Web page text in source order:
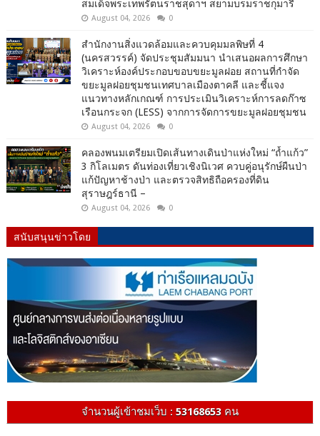
สมเด็จพระเทพรัตนราชสุดาฯ สยามบรมราชกุมารี
August 04, 2026 0
สำนักงานสิ่งแวดล้อมและควบคุมมลพิษที่ 4
(นครสวรรค์) จัดประชุมสัมมนา นำเสนอผลการศึกษา
วิเคราะห์องค์ประกอบขอบขยะมูลฝอย สถานที่กำจัด
ขยะมูลฝอยชุมชนเทศบาลเมืองตาคลี และชี้แจง
แนวทางหลักเกณฑ์ การประเมินวิเคราะห์การลดก๊าซ
เรือนกระจก (LESS) จากการจัดการขยะมูลฝอยชุมชน
August 04, 2026 0
คลองพนมเตรียมเปิดเส้นทางเดินป่าแห่งใหม่ “ถ้ำแก้ว”
3 กิโลเมตร ดันท่องเที่ยวเชิงนิเวศ ควบคู่อนุรักษ์ผืนป่า
แก้ปัญหาช้างป่า และตรวจสิทธิถือครองที่ดิน
สุราษฎร์ธานี –
August 04, 2026 0
สนับสนุนข่าวโดย
จำนวนผู้เข้าชมเว็บ : 53168653คน